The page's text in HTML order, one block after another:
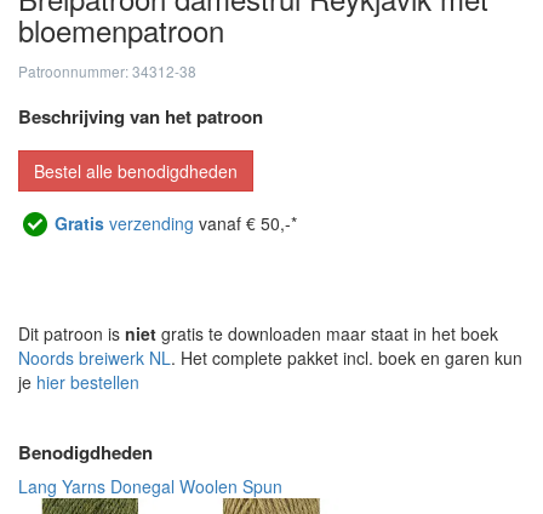
bloemenpatroon
Patroonnummer: 34312-38
Beschrijving van het patroon
Bestel alle benodigdheden
Gratis verzending vanaf € 50,-*
Dit patroon is niet gratis te downloaden maar staat in het boek
Noords breiwerk NL. Het complete pakket incl. boek en garen kun
je hier bestellen
Benodigdheden
Lang Yarns Donegal Woolen Spun